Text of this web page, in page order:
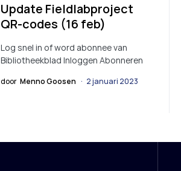
Update Fieldlabproject
QR-codes (16 feb)
Log snel in of word abonnee van
Bibliotheekblad Inloggen Abonneren
door Menno Goosen 2 januari 2023